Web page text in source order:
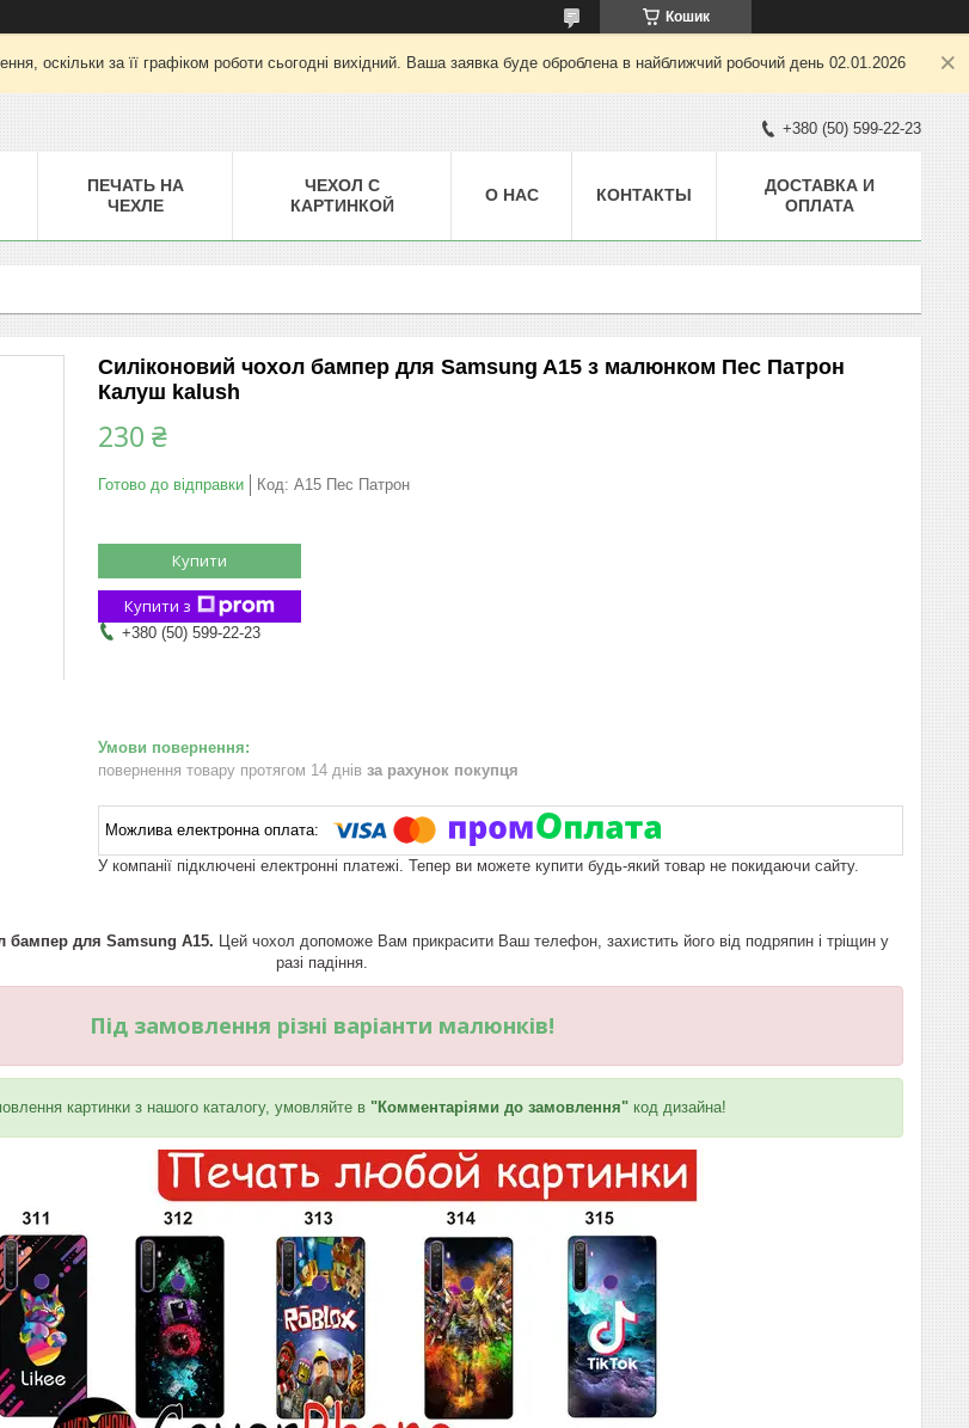
Кошик
оскільки за її графіком роботи сьогодні вихідний. Ваша заявка буде оброблена в найближчий робочий день 02.01.2026
+380 (50) 599-22-23
ПЕЧАТЬ НА
ЧЕХЛЕ
ЧЕХОЛ С
КАРТИНКОЙ
О НАС КОНТАКТЫ
ДОСТАВКА И
ОПЛАТА
Силіконовий чохол бампер для Samsung A15 з малюнком Пес Патрон
Калуш kalush
230 ₴
Готово до відправки Код: A15 Пес Патрон
Купити
Купити з
+380 (50) 599-22-23
повернення товару протягом 14 днів за рахунок покупця
У компанії підключені електронні платежі. Тепер ви можете купити будь-який товар не покидаючи сайту.
бампер для Samsung A15. Цей чохол допоможе Вам прикрасити Ваш телефон, захистить його від подряпин і тріщин у
разі падіння.
Під замовлення різні варіанти малюнків!
картинки з нашого каталогу, умовляйте в "Комментаріями до замовлення"код дизайна!